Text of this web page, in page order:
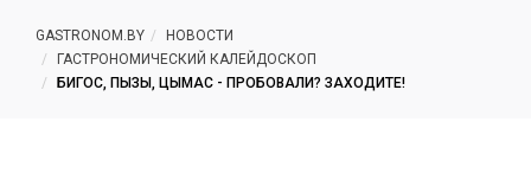
GASTRONOM.BY
НОВОСТИ
ГАСТРОНОМИЧЕСКИЙ КАЛЕЙДОСКОП
БИГОС, ПЫЗЫ, ЦЫМАС - ПРОБОВАЛИ? ЗАХОДИТЕ!